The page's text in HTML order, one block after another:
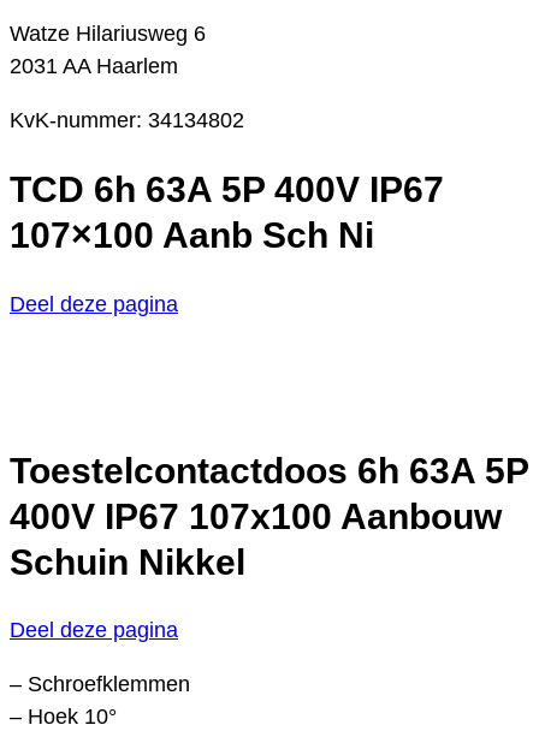
Watze Hilariusweg 6
2031 AA Haarlem
KvK-nummer: 34134802
TCD 6h 63A 5P 400V IP67
107×100 Aanb Sch Ni
Deel deze pagina
Toestelcontactdoos 6h 63A 5P
400V IP67 107x100 Aanbouw
Schuin Nikkel
Deel deze pagina
– Schroefklemmen
– Hoek 10°